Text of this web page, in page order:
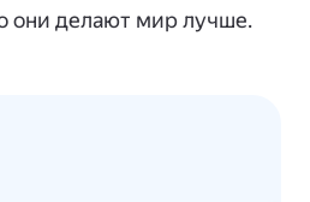
они делают мир лучше.